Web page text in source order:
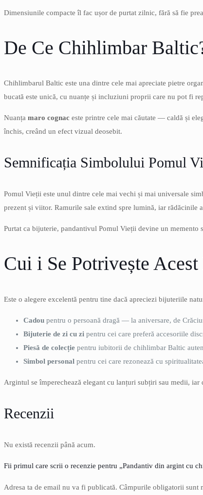
Dimensiunile compacte îl fac ușor de purtat zilnic, fără să fie
De Ce Chihlimbar
Chihlimbarul Baltic este una dintre cele mai apreciate pietre
bucată este unică, cu nuanțe și incluziuni proprii care nu pot fi
Nuanța maro cognac este printre cele mai căutate — caldă și
închis, creând un efect vizual deosebit.
Semnificația Simbolului Pomul
Pomul Vieții este unul dintre cele mai vechi și mai universale
prezent și viitor. Ramurile sale extind spre lumină, iar
Purtat ca bijuterie, pandantivul Pomul Vieții devine un
Cui i Se Potrivește Acest
Este o alegere excelentă pentru tine dacă apreciezi bijuteriile
Cadou pentru o persoană dragă — la aniversare, de
Bijuterie de zi cu zi pentru cei care preferă accesoriile
Piesă de colecție pentru iubitorii de chihlimbar Baltic
Simbol personal pentru cei care rezonează cu
Argintul se împerechează elegant cu lanțuri subțiri sau medii,
Recenzii
Nu există recenzii până acum.
Fii primul care scrii o recenzie pentru „Pandantiv din argint cu
Adresa ta de email nu va fi publicată. Câmpurile obligatorii sunt